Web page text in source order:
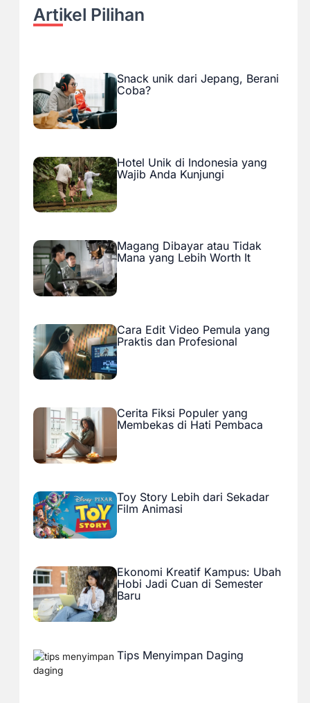
Artikel Pilihan
Snack unik dari Jepang, Berani
Coba?
Hotel Unik di Indonesia yang
Wajib Anda Kunjungi
Magang Dibayar atau Tidak
Mana yang Lebih Worth It
Cara Edit Video Pemula yang
Praktis dan Profesional
Cerita Fiksi Populer yang
Membekas di Hati Pembaca
Toy Story Lebih dari Sekadar
Film Animasi
Ekonomi Kreatif Kampus: Ubah
Hobi Jadi Cuan di Semester
Baru
Tips Menyimpan Daging